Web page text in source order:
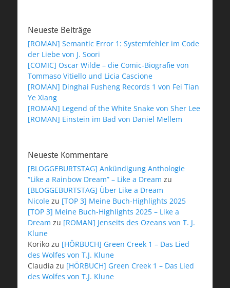
Neueste Beiträge
[ROMAN] Semantic Error 1: Systemfehler im Code
der Liebe von J. Soori
[COMIC] Oscar Wilde – die Comic-Biografie von
Tommaso Vitiello und Licia Cascione
[ROMAN] Dinghai Fusheng Records 1 von Fei Tian
Ye Xiang
[ROMAN] Legend of the White Snake von Sher Lee
[ROMAN] Einstein im Bad von Daniel Mellem
Neueste Kommentare
[BLOGGEBURTSTAG] Ankündigung Anthologie
“Like a Rainbow Dream” – Like a Dream zu
[BLOGGEBURTSTAG] Über Like a Dream
Nicole zu [TOP 3] Meine Buch-Highlights 2025
[TOP 3] Meine Buch-Highlights 2025 – Like a
Dream zu [ROMAN] Jenseits des Ozeans von T. J.
Klune
Koriko zu [HÖRBUCH] Green Creek 1 – Das Lied
des Wolfes von T.J. Klune
Claudia zu [HÖRBUCH] Green Creek 1 – Das Lied
des Wolfes von T.J. Klune